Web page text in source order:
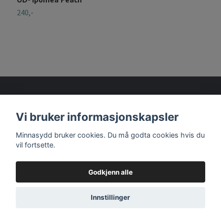
240,-
© 2026 Minnasydd
Vi bruker informasjonskapsler
Minnasydd bruker cookies. Du må godta cookies hvis du
vil fortsette.
Godkjenn alle
Innstillinger